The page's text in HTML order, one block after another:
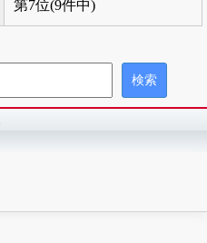
第7位(9件中)